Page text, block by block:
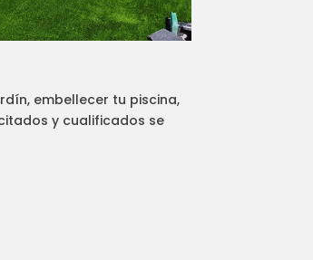
embellecer tu piscina,
y cualificados se